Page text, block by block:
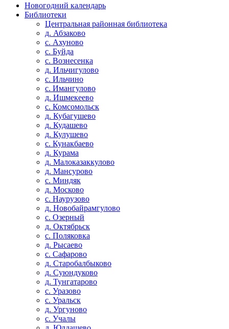
Новогодний календарь
Библиотеки
Центральная районная библиотека
д. Абзаково
с. Ахуново
с. Буйда
с. Вознесенка
д. Ильчигулово
с. Ильчино
с. Имангулово
д. Ишмекеево
с. Комсомольск
д. Кубагушево
д. Кудашево
д. Кулушево
с. Кунакбаево
д. Курама
д. Малоказаккулово
д. Мансурово
с. Миндяк
д. Москово
с. Наурузово
д. Новобайрамгулово
с. Озерный
д. Октябрьск
с. Поляковка
д. Рысаево
с. Сафарово
д. Старобалбыково
д. Суюндуково
д. Тунгатарово
с. Уразово
с. Уральск
д. Ургуново
с. Учалы